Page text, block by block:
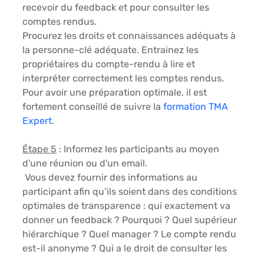
recevoir du feedback et pour consulter les
comptes rendus.
Procurez les droits et connaissances adéquats à
la personne-clé adéquate. Entrainez les
propriétaires du compte-rendu à lire et
interpréter correctement les comptes rendus.
Pour avoir une préparation optimale, il est
fortement conseillé de suivre la formation TMA
Expert.
Étape 5 : Informez les participants au moyen
d'une réunion ou d'un email.
Vous devez fournir des informations au
participant afin qu’ils soient dans des conditions
optimales de transparence : qui exactement va
donner un feedback ? Pourquoi ? Quel supérieur
hiérarchique ? Quel manager ? Le compte rendu
est-il anonyme ? Qui a le droit de consulter les